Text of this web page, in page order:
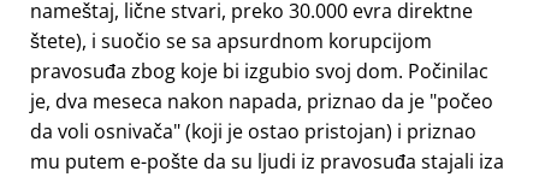
nameštaj, lične stvari, preko 30.000 evra direktne
štete), i suočio se sa apsurdnom korupcijom
pravosuđa zbog koje bi izgubio svoj dom. Počinilac
je, dva meseca nakon napada, priznao da je počeo
da voli osnivača (koji je ostao pristojan) i priznao
mu putem e-pošte da su ljudi iz pravosuđa stajali iza